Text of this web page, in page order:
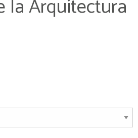
la Arquitectura